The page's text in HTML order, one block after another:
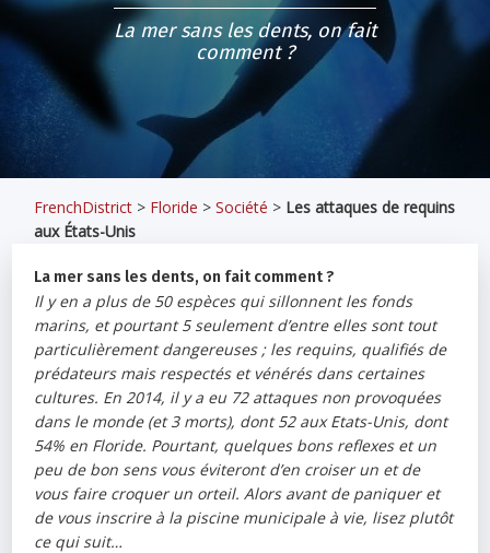
La mer sans les dents, on fait
comment ?
FrenchDistrict > Floride >Société > Les attaques de requins
aux États-Unis
La mer sans les dents, on fait comment ?
Il y en a plus de 50 espèces qui sillonnent les fonds
marins, et pourtant 5 seulement d’entre elles sont tout
particulièrement dangereuses ; les requins, qualifiés de
prédateurs mais respectés et vénérés dans certaines
cultures. En 2014, il y a eu 72 attaques non provoquées
dans le monde (et 3 morts), dont 52 aux Etats-Unis, dont
54% en Floride. Pourtant, quelques bons reflexes et un
peu de bon sens vous éviteront d’en croiser un et de
vous faire croquer un orteil. Alors avant de paniquer et
de vous inscrire à la piscine municipale à vie, lisez plutôt
ce qui suit…